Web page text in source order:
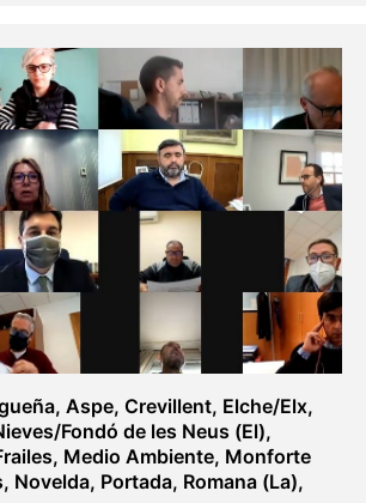
, Aspe, Crevillent, Elche/Elx,
Fondó de les Neus (El),
, Medio Ambiente, Monforte
, Novelda, Portada, Romana (La),